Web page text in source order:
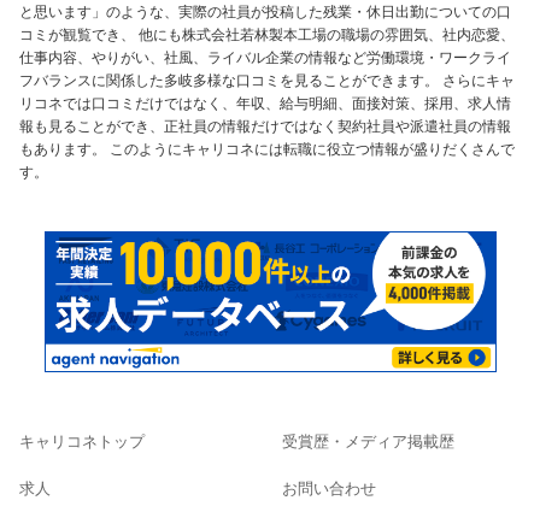
と思います」のような、実際の社員が投稿した残業・休日出勤についての口
コミが観覧でき、 他にも株式会社若林製本工場の職場の雰囲気、社内恋愛、
仕事内容、やりがい、社風、ライバル企業の情報など労働環境・ワークライ
フバランスに関係した多岐多様な口コミを見ることができます。 さらにキャ
リコネでは口コミだけではなく、年収、給与明細、面接対策、採用、求人情
報も見ることができ、正社員の情報だけではなく契約社員や派遣社員の情報
もあります。 このようにキャリコネには転職に役立つ情報が盛りだくさんで
す。
キャリコネトップ
求人
受賞歴・メディア掲載歴
お問い合わせ